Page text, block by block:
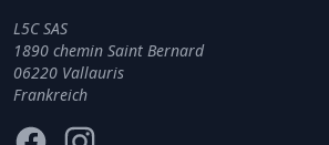
L5C SAS
1890 chemin Saint Bernard
06220 Vallauris
Frankreich
FacebookInstagram